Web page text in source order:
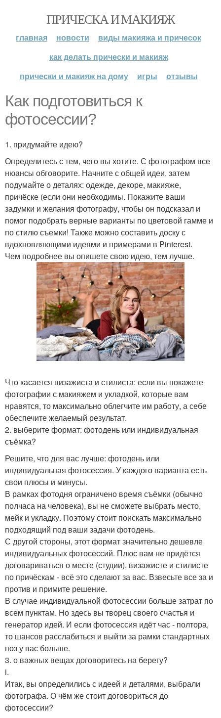
ПРИЧЕСКА И МАКИЯЖ
главная новости
виды макияжа и причесок
как делать прически и макияж
прически и макияж на дому
игры отзывы
Как подготовиться к
фотосессии?
1. придумайте идею?
Определитесь с тем, чего вы хотите. С фотографом все
нюансы обговорите. Начните с общей идеи, затем
подумайте о деталях: одежде, декоре, макияже,
причёске (если они необходимы. Покажите ваши
задумки и желания фотографу, чтобы он подсказал и
помог подобрать верные варианты по цветовой гамме и
по стилю съемки! Также можно составить доску с
вдохновляющими идеями и примерами в Pinterest.
Чем подробнее вы опишете свою идею, тем лучше.
Что касается визажиста и стилиста: если вы покажете
фотографии с макияжем и укладкой, которые вам
нравятся, то максимально облегчите им работу, а себе
обеспечите желаемый результат.
2. выберите формат: фотодень или индивидуальная
съёмка?
Решите, что для вас лучше: фотодень или
индивидуальная фотосессия. У каждого варианта есть
свои плюсы и минусы.
В рамках фотодня ограничено время съёмки (обычно
полчаса на человека), вы не сможете выбрать место,
мейк и укладку. Поэтому стоит поискать максимально
подходящий под ваши задачи фотодень.
С другой стороны, этот формат значительно дешевле
индивидуальных фотосессий. Плюс вам не придётся
договариваться о месте (студии), визажисте и стилисте
по причёскам - всё это сделают за вас. Взвесьте все за и
против и примите решение.
В случае индивидуальной фотосессии больше затрат по
всем пунктам. Но здесь вы творец своего счастья и
генератор идей. И если фотосессия идёт час - полтора,
то шансов расслабиться и выйти за рамки стандартных
поз у вас больше.
3. о важных вещах договоритесь на берегу?
i.
Итак, вы определились с идеей и деталями, выбрали
фотографа. О чём же стоит договориться до
фотосессии?